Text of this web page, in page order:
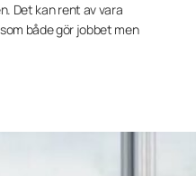
Det kan rent av vara
både gör jobbet men